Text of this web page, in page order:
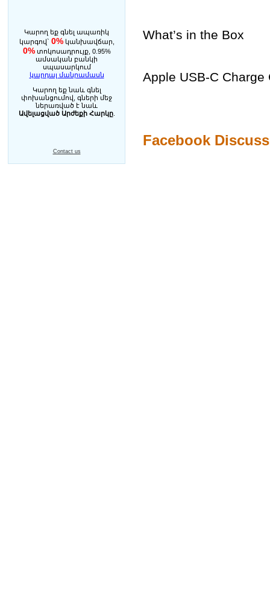
Կարող եք գնել ապառիկ
կարգով` 0%կանխավճար,
0%տոկոսադրույք, 0.95%
ամսական բանկի
սպասարկում
կարդալ մանրամասն
Կարող եք նաև գնել
փոխանցումով, գների մեջ
ներառված է նաև
Ավելացված Արժեքի Հարկը.
Contact us
What’s in the Box
Apple USB-C Charge
Facebook